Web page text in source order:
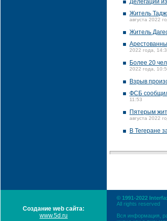
Делегации
Житель
августа 2022
Житель
2022 года,
Более 20
2022 года,
Взрыв
ФСБ
11:53
Пятерым
августа 2022
В Тегеране
Создание web сайта:
www.5d.ru
© 1991-2022
All rights reserved
Вся информация,